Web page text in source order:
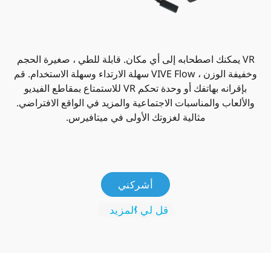
VR يمكنك اصطحابه إلى أي مكان. قابلة للطي ، صغيرة الحجم
وخفيفة الوزن ، VIVE Flow سهلة الارتداء وسهلة الاستخدام. قم
بإقرانه بهاتفك أو وحدة تحكم VR للاستمتاع بمقاطع الفيديو
والألعاب والمناسبات الاجتماعية والمزيد في الواقع الافتراضي.
مثالية لغزوتك الأولى في ميتافيرس.
أشركني
قل لي المزيد